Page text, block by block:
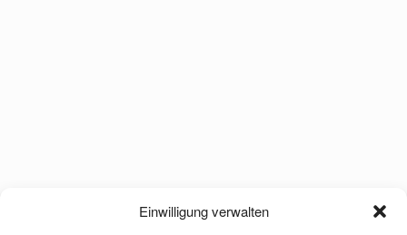
Einwilligung verwalten